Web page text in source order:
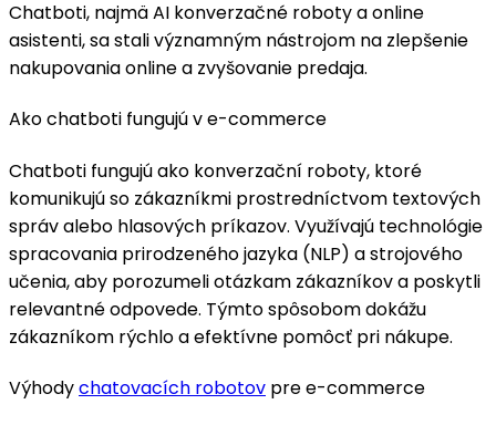
Chatboti, najmä AI konverzačné roboty a online
asistenti, sa stali významným nástrojom na zlepšenie
nakupovania online a zvyšovanie predaja.
Ako chatboti fungujú v e-commerce
Chatboti fungujú ako konverzační roboty, ktoré
komunikujú so zákazníkmi prostredníctvom textových
správ alebo hlasových príkazov. Využívajú technológie
spracovania prirodzeného jazyka (NLP) a strojového
učenia, aby porozumeli otázkam zákazníkov a poskytli
relevantné odpovede. Týmto spôsobom dokážu
zákazníkom rýchlo a efektívne pomôcť pri nákupe.
Výhodychatovacích robotov pre e-commerce